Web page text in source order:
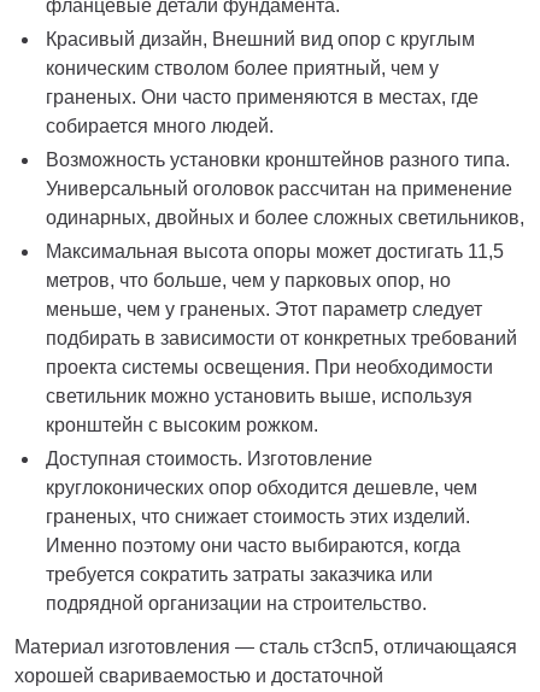
фланцевые детали фундамента.
Красивый дизайн, Внешний вид опор с круглым
коническим стволом более приятный, чем у
граненых. Они часто применяются в местах, где
собирается много людей.
Возможность установки кронштейнов разного типа.
Универсальный оголовок рассчитан на применение
одинарных, двойных и более сложных светильников,
Максимальная высота опоры может достигать 11,5
метров, что больше, чем у парковых опор, но
меньше, чем у граненых. Этот параметр следует
подбирать в зависимости от конкретных требований
проекта системы освещения. При необходимости
светильник можно установить выше, используя
кронштейн с высоким рожком.
Доступная стоимость. Изготовление
круглоконических опор обходится дешевле, чем
граненых, что снижает стоимость этих изделий.
Именно поэтому они часто выбираются, когда
требуется сократить затраты заказчика или
подрядной организации на строительство.
Материал изготовления — сталь ст3сп5, отличающаяся
хорошей свариваемостью и достаточной